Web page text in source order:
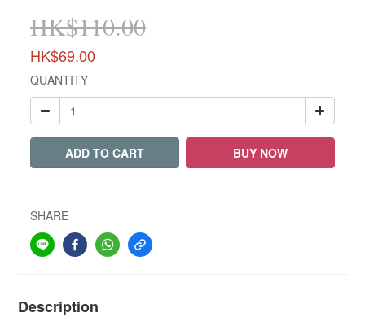
HK$110.00
HK$69.00
QUANTITY
ADD TO CART BUY NOW
SHARE
Description